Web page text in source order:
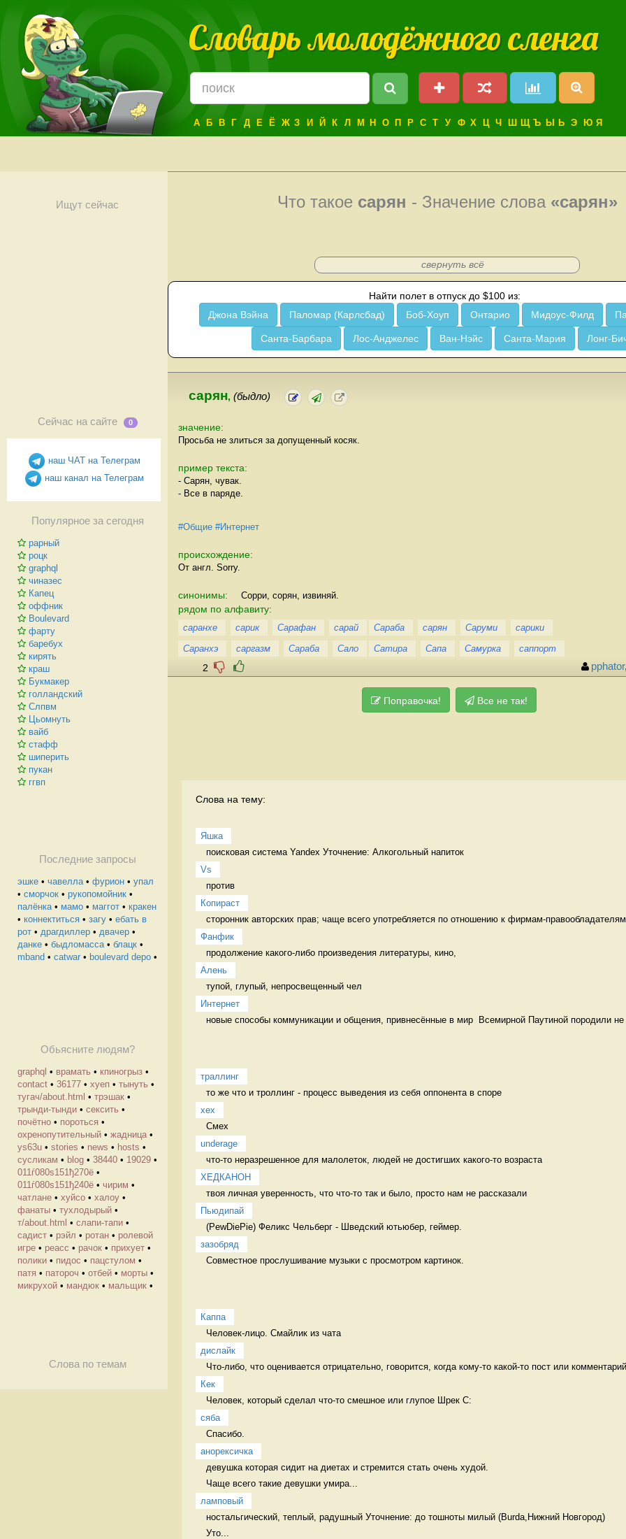
Словарь молодёжного сленга
А Б В Г Д Е Ё Ж З И Й К Л М Н О П Р С Т У Ф Х Ц Ч Ш Щ Ъ Ы Ь Э Ю Я
Ищут сейчас
Сейчас на сайте 0
наш ЧАТ на Телеграм
наш канал на Телеграм
Популярное за сегодня
рарный
роцк
graphql
чиназес
Капец
оффник
Boulevard
фарту
баребух
кирять
краш
Букмакер
голландский
Слпвм
Цьомнуть
вайб
стафф
шиперить
пукан
ггвп
Последние запросы
эшке • чавелла• фурион • упал
• сморчок • рукопомойник •
палёнка• мамо • маггот • кракен
• коннектиться • загу • ебать в
рот • драгдиллер • двачер •
данке • быдломасса• блацк •
mband • catwar • boulevard depo •
Обьясните людям?
graphql • врамать • кпиногрыз •
contact • 36177 • хуеп • тынуть •
тугач/about.html • трэшак •
трынди-тынди • сексить •
почётно • пороться •
охренопутительный • жадница •
ys63u • stories • news • hosts •
cусликам • blog • 38440 • 19029 •
011ѓ080ѕ151ђ270ё •
011ѓ080ѕ151ђ240ё • чирим •
чатлане • хуйсо • халоу •
фанаты • тухлодырый •
т/about.html • слапи-тапи •
садист • рэйл • ротан • ролевой
игре • реасс • рачок • прихует •
полики • пидос • пацстулом •
патя • патороч • отбей • морты •
микрухой • мандюк • мальщик •
Слова по темам
Что такое сарян - Значение слова «сарян»
свернуть всё
Найти полет в отпуск до $100 из:
Джона Вэйна
Паломар (Карлсбад) Боб-Хоуп Онтарио Мидоус-Филд
Санта-Барбара Лос-Анджелес Ван-Нэйс Санта-Мария Лонг-
сарян, (быдло)
значение:
Просьба не злиться за допущенный косяк.
пример текста:
- Сарян, чувак.
- Все в паряде.
#Общие #Интернет
происхождение:
От англ. Sorry.
синонимы: Сорри, сорян, извиняй.
рядом по алфавиту:
саранхе сарик Сарафан сарай Сараба сарян Саруми
сарики
Саранхэ
саргазм Сараба Сало Сатира Сапа Самурка саппорт
2 pphator
Поправочка! Все не так!
Слова на тему:
Яшка
поисковая система Yandex Уточнение: Алкогольный напиток
Vs
против
Копираст
сторонник авторских прав; чаще всего употребляется по отношению к фирмам-
Фанфик
продолжение какого-либо произведения литературы, кино,
Алень
тупой, глупый, непросвещенный чел
Интернет
новые способы коммуникации и общения, привнесённые в мир  Всемирной Паутиной породили не
траллинг
то же что и троллинг - процесс выведения из себя оппонента в споре
хех
Смех
underage
что-то неразрешенное для малолеток, людей не достигших какого-то возраста
ХЕДКАНОН
твоя личная уверенность, что что-то так и было, просто нам не рассказали
Пьюдипай
(PewDiePie) Феликс Чельберг - Шведский ютьюбер, геймер.
зазобряд
Совместное прослушивание музыки с просмотром картинок.
Каппа
Человек-лицо. Смайлик из чата
дислайк
Что-либо, что оценивается отрицательно, говорится, когда кому-то какой-то пост или
Кек
Человек, который сделал что-то смешное или глупое Шрек С:
сяба
Спасибо.
анорексичка
девушка которая сидит на диетах и стремится стать очень худой.
Чаще всего такие девушки умира...
ламповый
ностальгический, теплый, радушный Уточнение: до тошноты милый (Burda,Нижний Новгород)
Уто...